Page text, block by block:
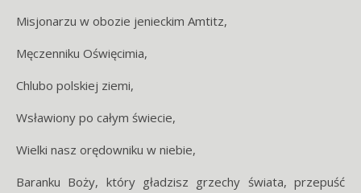
Misjonarzu w obozie jenieckim Amtitz,
Męczenniku Oświęcimia,
Chlubo polskiej ziemi,
Wsławiony po całym świecie,
Wielki nasz orędowniku w niebie,
Baranku Boży, który gładzisz grzechy świata, przepuść